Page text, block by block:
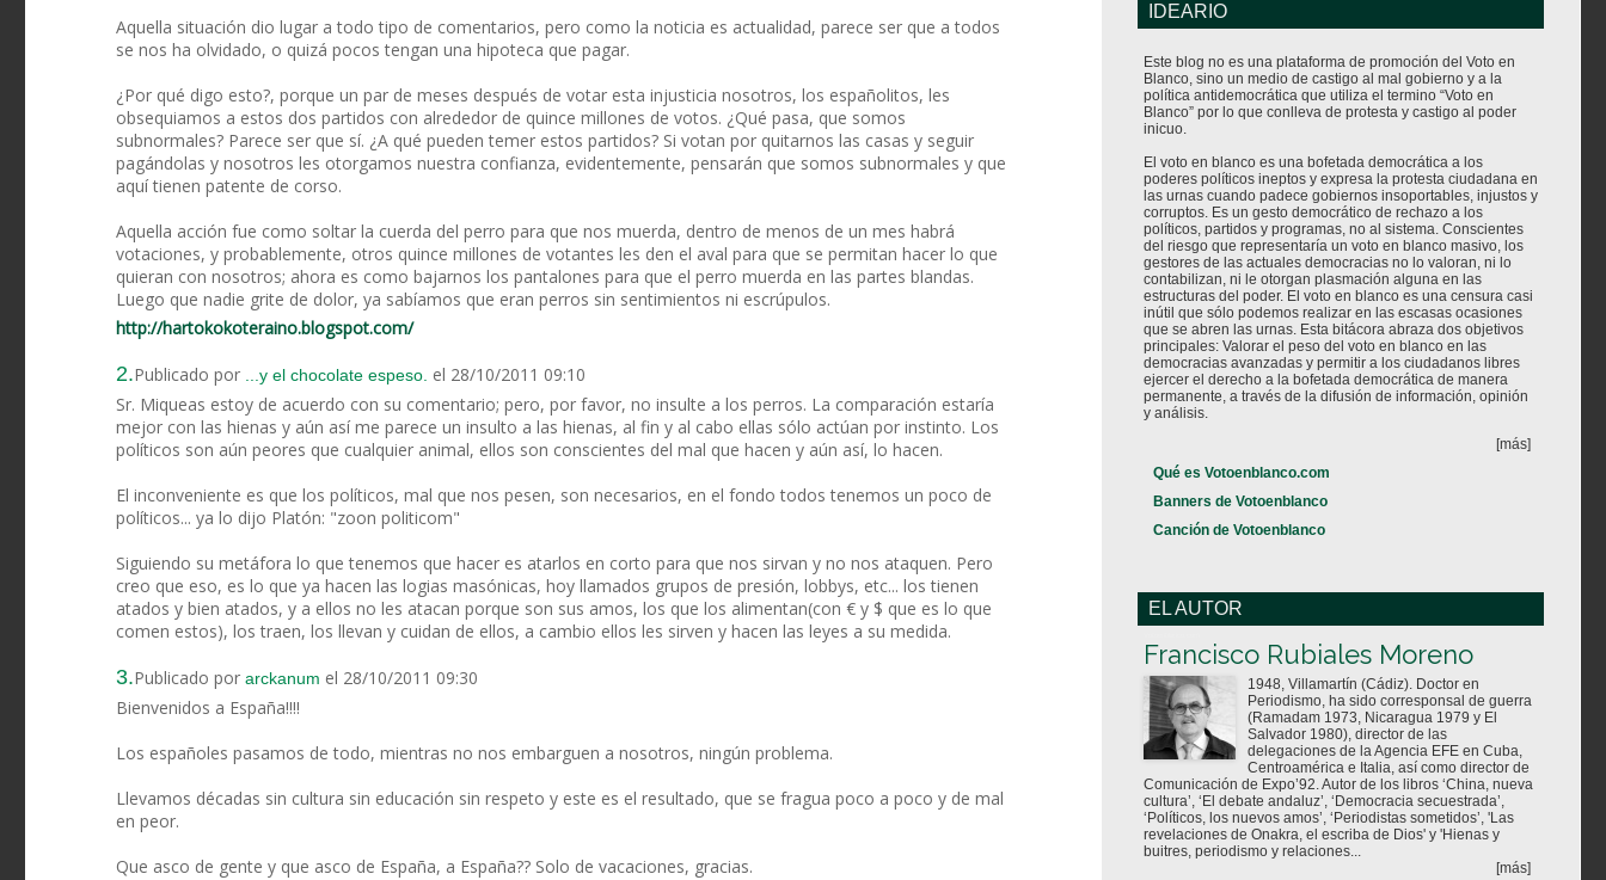
Aquella situación dio lugar a todo tipo de comentarios, pero como la noticia es actualidad, parece ser que a todos
se nos ha olvidado, o quizá pocos tengan una hipoteca que pagar.
¿Por qué digo esto?, porque un par de meses después de votar esta injusticia nosotros, los españolitos, les
obsequiamos a estos dos partidos con alrededor de quince millones de votos. ¿Qué pasa, que somos
subnormales? Parece ser que sí. ¿A qué pueden temer estos partidos? Si votan por quitarnos las casas y seguir
pagándolas y nosotros les otorgamos nuestra confianza, evidentemente, pensarán que somos subnormales y que
aquí tienen patente de corso.
Aquella acción fue como soltar la cuerda del perro para que nos muerda, dentro de menos de un mes habrá
votaciones, y probablemente, otros quince millones de votantes les den el aval para que se permitan hacer lo que
quieran con nosotros; ahora es como bajarnos los pantalones para que el perro muerda en las partes blandas.
Luego que nadie grite de dolor, ya sabíamos que eran perros sin sentimientos ni escrúpulos.
http://hartokokoteraino.blogspot.com/
2.Publicado por ...y el chocolate espeso. el 28/10/2011 09:10
Sr. Miqueas estoy de acuerdo con su comentario; pero, por favor, no insulte a los perros. La comparación estaría
mejor con las hienas y aún así me parece un insulto a las hienas, al fin y al cabo ellas sólo actúan por instinto. Los
políticos son aún peores que cualquier animal, ellos son conscientes del mal que hacen y aún así, lo hacen.
El inconveniente es que los políticos, mal que nos pesen, son necesarios, en el fondo todos tenemos un poco de
políticos... ya lo dijo Platón: "zoon politicom"
Siguiendo su metáfora lo que tenemos que hacer es atarlos en corto para que nos sirvan y no nos ataquen. Pero
creo que eso, es lo que ya hacen las logias masónicas, hoy llamados grupos de presión, lobbys, etc... los tienen
atados y bien atados, y a ellos no les atacan porque son sus amos, los que los alimentan(con € y $ que es lo que
comen estos), los traen, los llevan y cuidan de ellos, a cambio ellos les sirven y hacen las leyes a su medida.
3.Publicado por arckanum el 28/10/2011 09:30
Bienvenidos a España!!!!
Los españoles pasamos de todo, mientras no nos embarguen a nosotros, ningún problema.
Llevamos décadas sin cultura sin educación sin respeto y este es el resultado, que se fragua poco a poco y de mal
en peor.
Que asco de gente y que asco de España, a España?? Solo de vacaciones, gracias.
IDEARIO
Este blog no es una plataforma de promoción del Voto en
Blanco, sino un medio de castigo al mal gobierno y a la
política antidemocrática que utiliza el termino “Voto en
Blanco” por lo que conlleva de protesta y castigo al poder
inicuo.
El voto en blanco es una bofetada democrática a los
poderes políticos ineptos y expresa la protesta ciudadana en
las urnas cuando padece gobiernos insoportables, injustos y
corruptos. Es un gesto democrático de rechazo a los
políticos, partidos y programas, no al sistema. Conscientes
del riesgo que representaría un voto en blanco masivo, los
gestores de las actuales democracias no lo valoran, ni lo
contabilizan, ni le otorgan plasmación alguna en las
estructuras del poder. El voto en blanco es una censura casi
inútil que sólo podemos realizar en las escasas ocasiones
que se abren las urnas. Esta bitácora abraza dos objetivos
principales: Valorar el peso del voto en blanco en las
democracias avanzadas y permitir a los ciudadanos libres
ejercer el derecho a la bofetada democrática de manera
permanente, a través de la difusión de información, opinión
y análisis.
[más]
Qué es Votoenblanco.com
Banners de Votoenblanco
Canción de Votoenblanco
EL AUTOR
Francisco Rubiales Moreno
1948, Villamartín (Cádiz). Doctor en
Periodismo, ha sido corresponsal de guerra
(Ramadam 1973, Nicaragua 1979 y El
Salvador 1980), director de las
delegaciones de la Agencia EFE en Cuba,
Centroamérica e Italia, así como director de
Comunicación de Expo’92. Autor de los libros ‘China, nueva
cultura’, ‘El debate andaluz’, ‘Democracia secuestrada’,
‘Políticos, los nuevos amos’, ‘Periodistas sometidos’, 'Las
revelaciones de Onakra, el escriba de Dios' y 'Hienas y
buitres, periodismo y relaciones...
[más]